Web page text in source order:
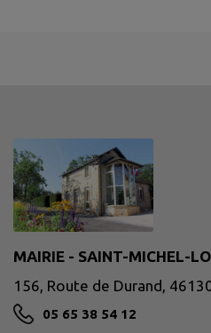
MAIRIE - SAINT-MICHEL-
156, Route de Durand,
05 65 38 54 12